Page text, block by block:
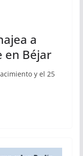
a
en Béjar
y el 25